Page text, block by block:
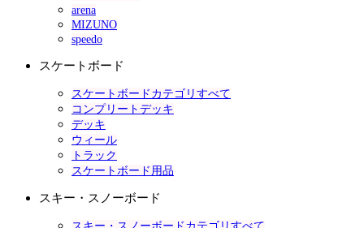
arena
MIZUNO
speedo
スケートボード
スケートボードカテゴリすべて
コンプリートデッキ
デッキ
ウィール
トラック
スケートボード用品
スキー・スノーボード